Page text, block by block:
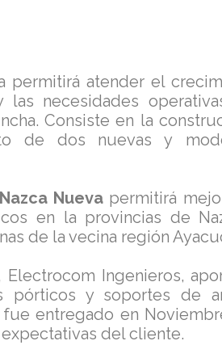
permitirá atender el
necesidades
Consiste en la
de dos nuevas y
Nueva permitirá
en la provincias de
de la vecina región
Ingenieros,
pórticos y soportes de
entregado en
del cliente.